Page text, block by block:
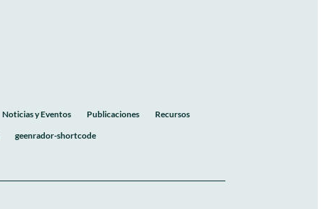
Noticias y Eventos Publicaciones
Recursos
geenrador-shortcode